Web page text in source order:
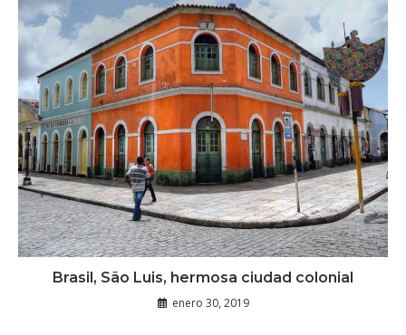
Brasil, São Luis, hermosa ciudad colonial
enero 30, 2019